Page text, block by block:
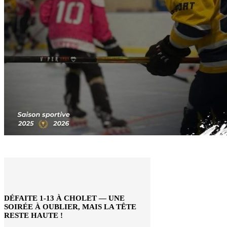
DÉFAITE 1-13 À CHOLET — UNE
SOIRÉE À OUBLIER, MAIS LA TÊTE
RESTE HAUTE !